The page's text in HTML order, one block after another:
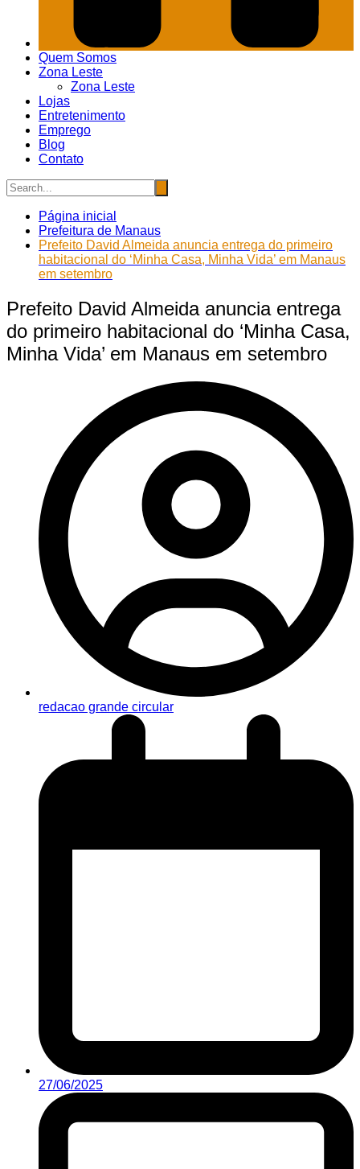
Quem Somos
Zona Leste
Zona Leste
Lojas
Entretenimento
Emprego
Blog
Contato
Página inicial
Prefeitura de Manaus
Prefeito David Almeida anuncia entrega do primeiro
habitacional do ‘Minha Casa, Minha Vida’ em Manaus
em setembro
Prefeito David Almeida anuncia entrega
do primeiro habitacional do ‘Minha Casa,
Minha Vida’ em Manaus em setembro
redacao grande circular
27/06/2025